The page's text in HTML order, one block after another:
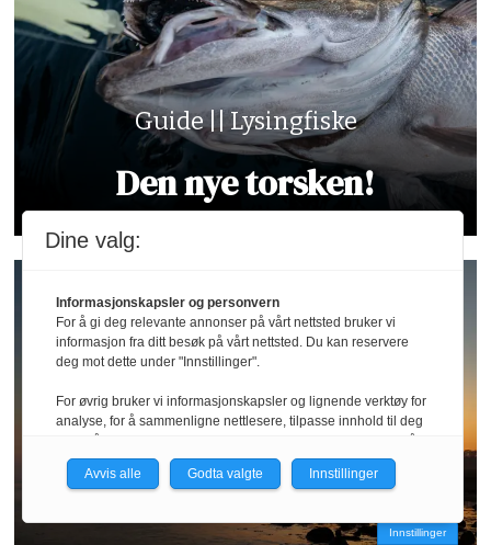
Guide || Lysingfiske
Den nye torsken!
Innstillinger
Dine valg:
Informasjonskapsler og personvern
For å gi deg relevante annonser på vårt nettsted bruker vi
informasjon fra ditt besøk på vårt nettsted. Du kan reservere
deg mot dette under "Innstillinger".
For øvrig bruker vi informasjonskapsler og lignende verktøy for
analyse, for å sammenligne nettlesere, tilpasse innhold til deg
personvernerklæring.
du få relevante annonser på nettstedene til medlemmene i
nettverket basert på informasjon fra dine besøk på tvers av
Avvis alle Godta valgte Innstillinger